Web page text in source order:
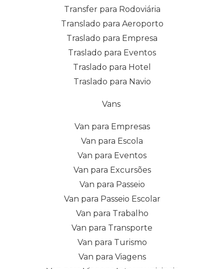
Transfer para Rodoviária
Translado para Aeroporto
Traslado para Empresa
Traslado para Eventos
Traslado para Hotel
Traslado para Navio
Vans
Van para Empresas
Van para Escola
Van para Eventos
Van para Excursões
Van para Passeio
Van para Passeio Escolar
Van para Trabalho
Van para Transporte
Van para Turismo
Van para Viagens